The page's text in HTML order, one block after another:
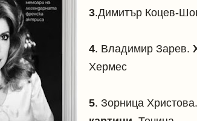
3.Димитър Коцев-
4. Владимир Зарев.
Хермес
5. Зорница Христова.